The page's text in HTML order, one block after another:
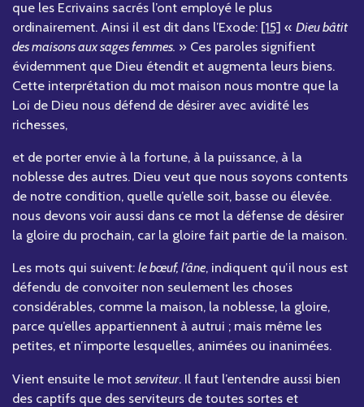
que les Ecrivains sacrés l’ont employé le plus
ordinairement. Ainsi il est dit dans l’Exode: [15] « Dieu bâtit
des maisons aux sages femmes. » Ces paroles signifient
évidemment que Dieu étendit et augmenta leurs biens.
Cette interprétation du mot maison nous montre que la
Loi de Dieu nous défend de désirer avec avidité les
richesses,
et de porter envie à la fortune, à la puissance, à la
noblesse des autres. Dieu veut que nous soyons contents
de notre condition, quelle qu’elle soit, basse ou élevée.
nous devons voir aussi dans ce mot la défense de désirer
la gloire du prochain, car la gloire fait partie de la maison.
Les mots qui suivent: le bœuf, l’âne, indiquent qu’il nous est
défendu de convoiter non seulement les choses
considérables, comme la maison, la noblesse, la gloire,
parce qu’elles appartiennent à autrui ; mais même les
petites, et n’importe lesquelles, animées ou inanimées.
Vient ensuite le mot serviteur. Il faut l’entendre aussi bien
des captifs que des serviteurs de toutes sortes et